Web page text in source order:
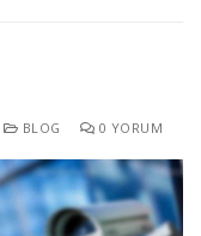
BLOG 0 YORUM